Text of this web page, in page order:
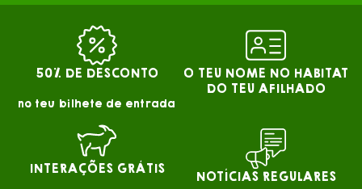
50% DE DESCONTO
no teu bilhete de entrada
O TEU NOME NO HABITAT
DO TEU AFILHADO
INTERAÇÕES GRÁTIS NOTÍCIAS REGULARES